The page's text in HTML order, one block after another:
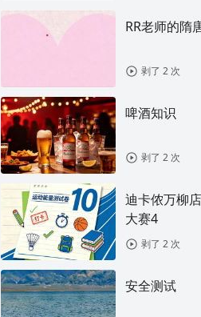
RR老师的隋
剥了 2 次
啤酒知识
剥了 2 次
迪卡侬万柳
大赛4
剥了 2 次
安全测试